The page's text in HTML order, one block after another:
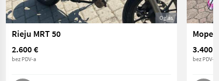
Oglas
Rieju MRT 50
2.600 €
bez PDV-a
3.400 €
bez PDV-a